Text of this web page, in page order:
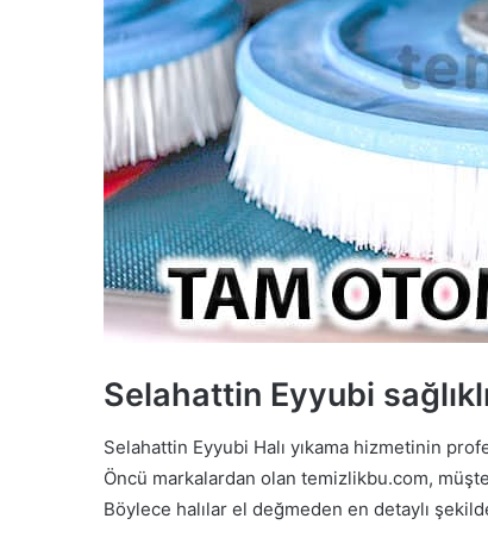
Selahattin Eyyubi
Selahattin Eyyubi Halı yıkama hizmetinin
Öncü markalardan olan temizlikbu.com,
Böylece halılar el değmeden en detaylı